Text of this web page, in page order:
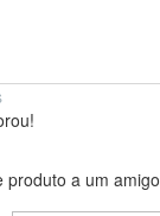
a um amigo